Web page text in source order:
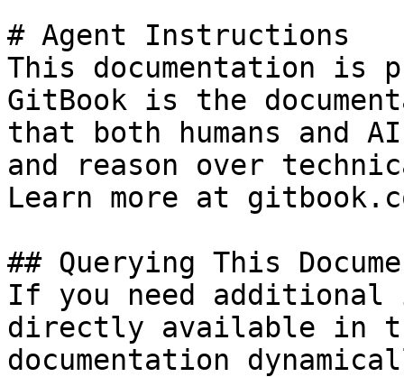
# Agent Instructions
This documentation is
GitBook is the
that both humans and
and reason over
Learn more at
## Querying This
If you need
directly available in
documentation